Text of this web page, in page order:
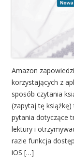
Amazon
korzystających z
sposób czytania
(zapytaj tę
pytania dotyczące
lektury i
razie funkcja
iOS […]